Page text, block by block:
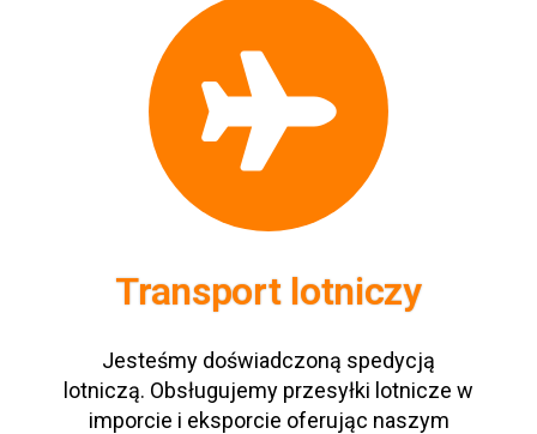
Transport lotniczy
Jesteśmy doświadczoną spedycją
lotniczą. Obsługujemy przesyłki lotnicze w
imporcie i eksporcie oferując naszym